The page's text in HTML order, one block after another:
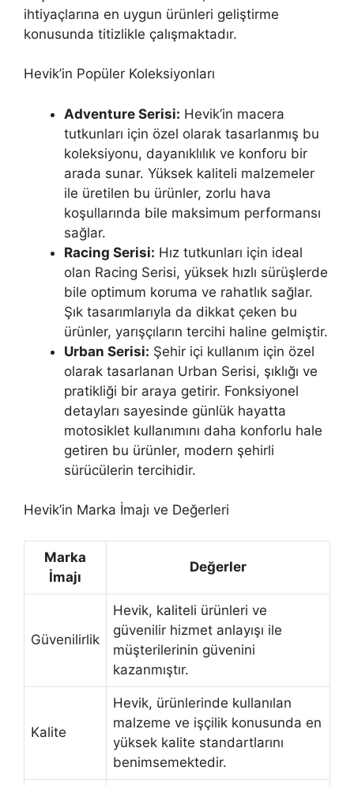
ihtiyaçlarına en uygun ürünleri geliştirme
konusunda titizlikle çalışmaktadır.
Hevik’in Popüler Koleksiyonları
Adventure Serisi: Hevik’in macera
tutkunları için özel olarak tasarlanmış bu
koleksiyonu, dayanıklılık ve konforu bir
arada sunar. Yüksek kaliteli malzemeler
ile üretilen bu ürünler, zorlu hava
koşullarında bile maksimum performansı
sağlar.
Racing Serisi: Hız tutkunları için ideal
olan Racing Serisi, yüksek hızlı sürüşlerde
bile optimum koruma ve rahatlık sağlar.
Şık tasarımlarıyla da dikkat çeken bu
ürünler, yarışçıların tercihi haline gelmiştir.
Urban Serisi: Şehir içi kullanım için özel
olarak tasarlanan Urban Serisi, şıklığı ve
pratikliği bir araya getirir. Fonksiyonel
detayları sayesinde günlük hayatta
motosiklet kullanımını daha konforlu hale
getiren bu ürünler, modern şehirli
sürücülerin tercihidir.
Hevik’in Marka İmajı ve Değerleri
Marka
İmajı
Değerler
Güvenilirlik
Hevik, kaliteli ürünleri ve
güvenilir hizmet anlayışı ile
müşterilerinin güvenini
kazanmıştır.
Kalite
Hevik, ürünlerinde kullanılan
malzeme ve işçilik konusunda en
yüksek kalite standartlarını
benimsemektedir.